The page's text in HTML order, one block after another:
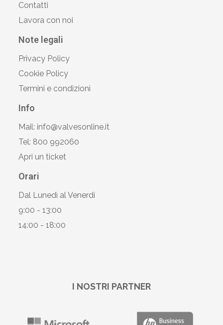
Contatti
Lavora con noi
Note legali
Privacy Policy
Cookie Policy
Termini e condizioni
Info
Mail: info@valvesonline.it
Tel: 800 992060
Apri un ticket
Orari
Dal Lunedì al Venerdì
9:00 - 13:00
14:00 - 18:00
I NOSTRI PARTNER